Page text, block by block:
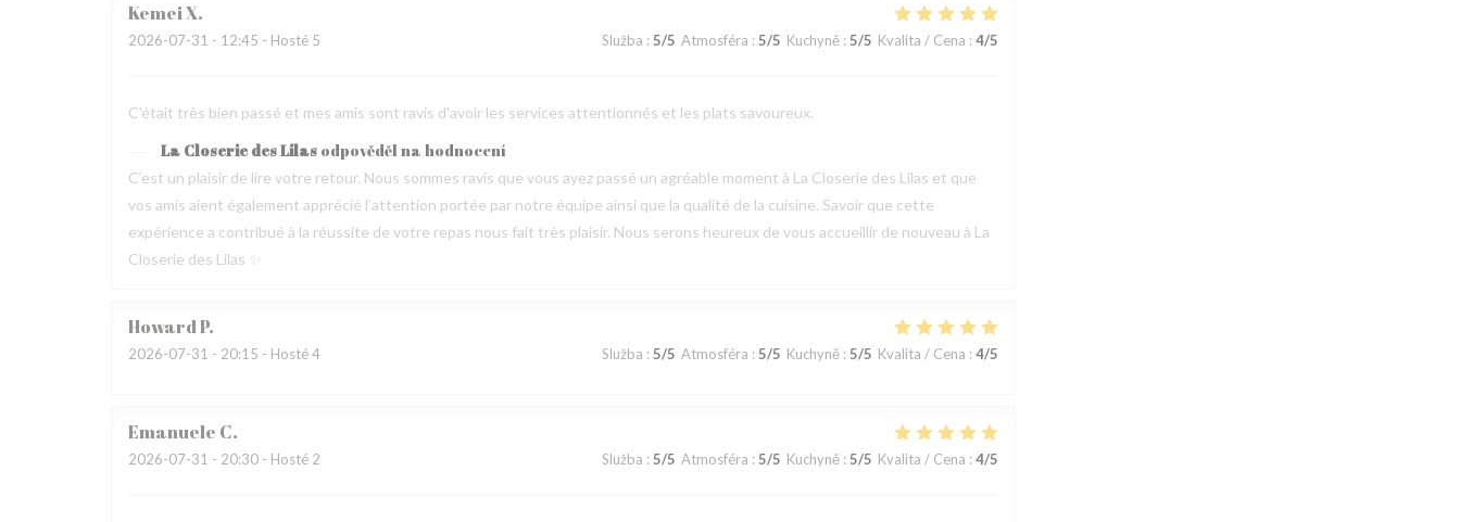
KemeiX
2026-07-31 - 12:45 - Hosté 5 Služba : 5/5 Atmosféra : 5/5 Kuchyně: 5/5 Kvalita / Cena : 4/5
C'était très bien passé et mes amis sont ravis d'avoir les services attentionnés et les plats savoureux.
La Closerie des Lilas odpověděl na hodnocení
C’est un plaisir de lire votre retour. Nous sommes ravis que vous ayez passé un agréable moment à La Closerie des Lilas et que
vos amis aient également apprécié l’attention portée par notre équipe ainsi que la qualité de la cuisine. Savoir que cette
expérience a contribué à la réussite de votre repas nous fait très plaisir. Nous serons heureux de vous accueillir de nouveau à La
Closerie des Lilas ✨
HowardP
2026-07-31 - 20:15 - Hosté 4 Služba : 5/5 Atmosféra : 5/5 Kuchyně: 5/5 Kvalita / Cena : 4/5
Emanuele C
2026-07-31 - 20:30 - Hosté 2 Služba : 5/5 Atmosféra : 5/5 Kuchyně: 5/5 Kvalita / Cena : 4/5